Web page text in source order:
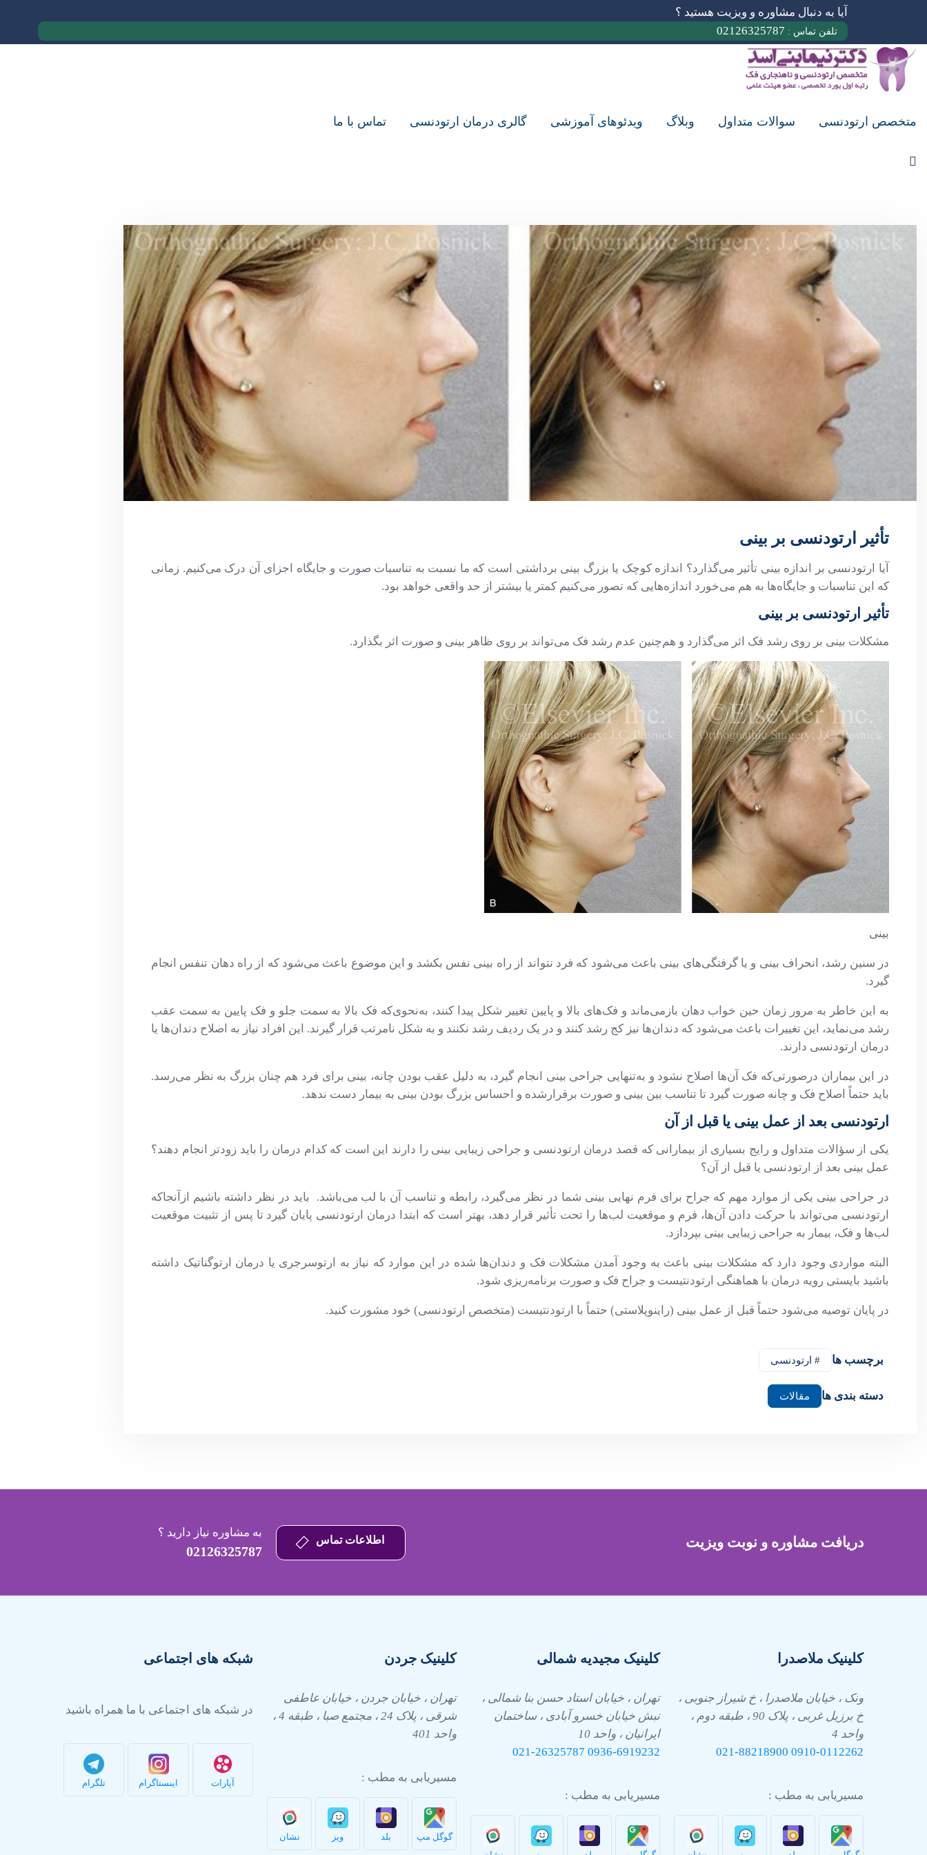
آیا به دنبال مشاوره و ویزیت هستید ؟
تلفن تماس : 02126325787
متخصص ارتودنسی سوالات متداول وبلاگ ویدئوهای آموزشی گالری درمان ارتودنسی تماس با ما
تأثیر ارتودنسی بر بینی
آیا ارتودنسی بر اندازه بینی تأثیر می‌گذارد؟ اندازه کوچک یا بزرگ بینی برداشتی است که ما نسبت به تناسبات صورت و جایگاه اجزای آن درک می‌کنیم. زمانی
که این تناسبات و جایگاه‌ها به هم می‌خورد اندازه‌هایی که تصور می‌کنیم کمتر یا بیشتر از حد واقعی خواهد بود.
تأثیر ارتودنسی بر بینی
مشکلات بینی بر روی رشد فک اثر می‌گذارد و هم‌چنین عدم رشد فک می‌تواند بر روی ظاهر بینی و صورت اثر بگذارد.
بینی
در سنین رشد، انحراف بینی و یا گرفتگی‌های بینی باعث می‌شود که فرد نتواند از راه بینی نفس بکشد و این موضوع باعث می‌شود که از راه دهان تنفس انجام
گیرد.
به این خاطر به‌ مرور زمان حین خواب دهان بازمی‌ماند و فک‌های بالا و پایین تغییر شکل پیدا کنند، به‌نحوی‌که فک بالا به سمت جلو و فک پایین به سمت عقب
رشد می‌نماید، این تغییرات باعث می‌شود که دندان‌ها نیز کج رشد کنند و در یک ردیف رشد نکنند و به شکل نامرتب قرار گیرند. این افراد نیاز به اصلاح دندان‌ها یا
درمان ارتودنسی دارند.
در این بیماران درصورتی‌که فک آن‌ها اصلاح نشود و به‌تنهایی جراحی بینی انجام گیرد، به دلیل عقب بودن چانه، بینی برای فرد هم چنان بزرگ به نظر می‌رسد.
باید حتماً اصلاح فک و چانه صورت گیرد تا تناسب بین بینی و صورت برقرارشده و احساس بزرگ بودن بینی به بیمار دست ندهد.
ارتودنسی بعد از عمل بینی یا قبل از آن
یکی از سؤالات متداول و رایج بسیاری از بیمارانی که قصد درمان ارتودنسی و جراحی زیبایی بینی را دارند این است که کدام درمان را باید زودتر انجام دهند؟
عمل بینی بعد از ارتودنسی یا قبل از آن؟
در جراحی بینی یکی از موارد مهم که جراح برای فرم نهایی بینی شما در نظر می‌گیرد، رابطه و تناسب آن با لب می‌باشد. باید در نظر داشته باشیم ازآنجاکه
ارتودنسی می‌تواند با حرکت دادن آن‌ها، فرم و موقعیت لب‌ها را تحت تأثیر قرار دهد، بهتر است که ابتدا درمان ارتودنسی پایان گیرد تا پس از تثبیت موقعیت
لب‌ها و فک، بیمار به جراحی زیبایی بینی بپردازد.
البته مواردی وجود دارد که مشکلات بینی باعث به وجود آمدن مشکلات فک و دندان‌ها شده در این موارد که نیاز به ارتوسرجری یا درمان ارتوگناتیک داشته
باشید بایستی رویه درمان با هماهنگی ارتودنتیست و جراح فک و صورت برنامه‌ریزی شود.
در پایان توصیه می‌شود حتماً قبل از عمل بینی (راینوپلاستی) حتماً با ارتودنتیست (متخصص ارتودنسی) خود مشورت کنید.
برچسب ها # ارتودنسی
دسته بندی ها مقالات
دریافت مشاوره و نوبت ویزیت اطلاعات تماس
به مشاوره نیاز دارید ؟
02126325787
کلینیک ملاصدرا
ونک ، خیابان ملاصدرا ، خ شیراز جنوبی ،
خ برزیل غربی ، پلاک 90 ، طبقه دوم ،
واحد 4
0910-0112262
021-88218900
مسیریابی به مطب :
کلینیک مجیدیه شمالی
تهران ، خیابان استاد حسن بنا شمالی ،
نبش خیابان خسرو آبادی ، ساختمان
ایرانیان ، واحد 10
0936-6919232
021-26325787
مسیریابی به مطب :
کلینیک جردن
تهران ، خیابان جردن ، خیابان عاطفی
شرقی ، پلاک 24 ، مجتمع صبا ، طبقه 4 ،
واحد 401
مسیریابی به مطب :
گوگل مپ بلد ویز نشان
شبکه های اجتماعی
در شبکه های اجتماعی با ما همراه باشید
آپارات اینستاگرام تلگرام